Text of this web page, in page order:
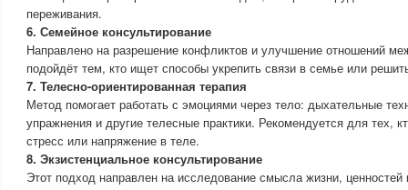
переживания.
6. Семейное консультирование
Направлено на разрешение конфликтов и улучшение отношений
подойдёт тем, кто ищет способы укрепить связи в семье или
7. Телесно-ориентированная терапия
Метод помогает работать с эмоциями через тело: дыхательные
упражнения и другие телесные практики. Рекомендуется для тех,
стресс или напряжение в теле.
8. Экзистенциальное консультирование
Этот подход направлен на исследование смысла жизни,